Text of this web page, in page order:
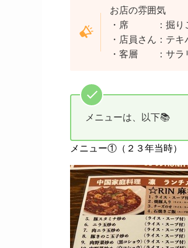
お店の雰囲気
・席 ：掘りご
・店員さん：テキ
・客層 ：サラ
メニューは、以下📚
メニュー①（２３年当時）